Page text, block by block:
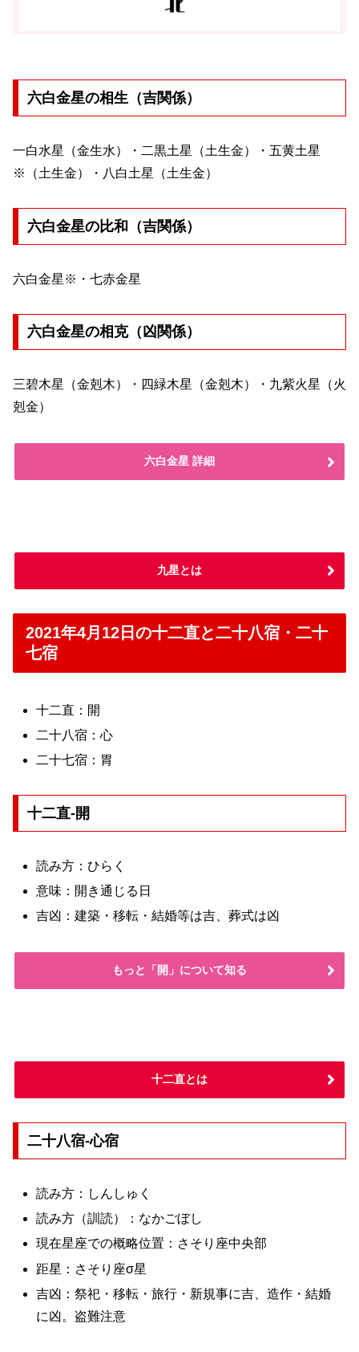
六白金星の相生（吉関係）
一白水星（金生水）・二黒土星（土生金）・五黄土星
※（土生金）・八白土星（土生金）
六白金星の比和（吉関係）
六白金星※・七赤金星
六白金星の相克（凶関係）
三碧木星（金剋木）・四緑木星（金剋木）・九紫火星（火
剋金）
六白金星 詳細
九星とは
2021年4月12日の十二直と二十八宿・二十
七宿
十二直：開
二十八宿：心
二十七宿：胃
十二直-開
読み方：ひらく
意味：開き通じる日
吉凶：建築・移転・結婚等は吉、葬式は凶
もっと「開」について知る
十二直とは
二十八宿-心宿
読み方：しんしゅく
読み方（訓読）：なかごぼし
現在星座での概略位置：さそり座中央部
距星：さそり座σ星
吉凶：祭祀・移転・旅行・新規事に吉、造作・結婚
に凶。盗難注意